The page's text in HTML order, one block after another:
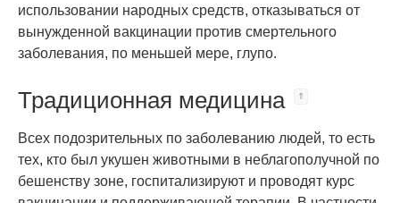
использовании народных средств, отказываться от
вынужденной вакцинации против смертельного
заболевания, по меньшей мере, глупо.
Традиционная медицина
Всех подозрительных по заболеванию людей, то есть
тех, кто был укушен животными в неблагополучной по
бешенству зоне, госпитализируют и проводят курс